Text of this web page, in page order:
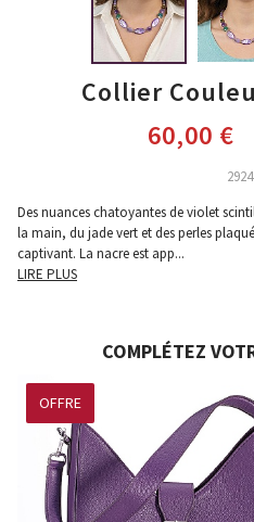
Collier
60,00 €
Des nuances chatoyantes de violet
la main, du jade vert et des perles
captivant. La nacre est app...
LIRE PLUS
COMPLÉTEZ
OFFRE